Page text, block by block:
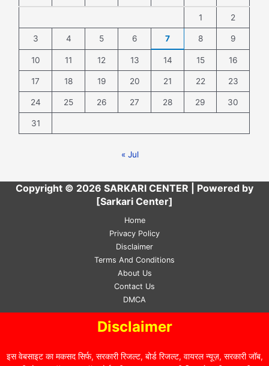
1 2
3 4 5 6 7 8 9
10 11 12 13 14 15 16
17 18 19 20 21 22 23
24 25 26 27 28 29 30
31
« Jul
Copyright © 2026 SARKARI CENTER | Powered by
[Sarkari Center]
Home
Privacy Policy
Disclaimer
Terms And Conditions
About Us
Contact Us
DMCA
Disclaimer
इस वेबसाइट का मकसद सिर्फ, सरकारी रिजल्ट, बोर्ड रिजल्ट, वायरल न्यूज़, सरकारी जॉब,